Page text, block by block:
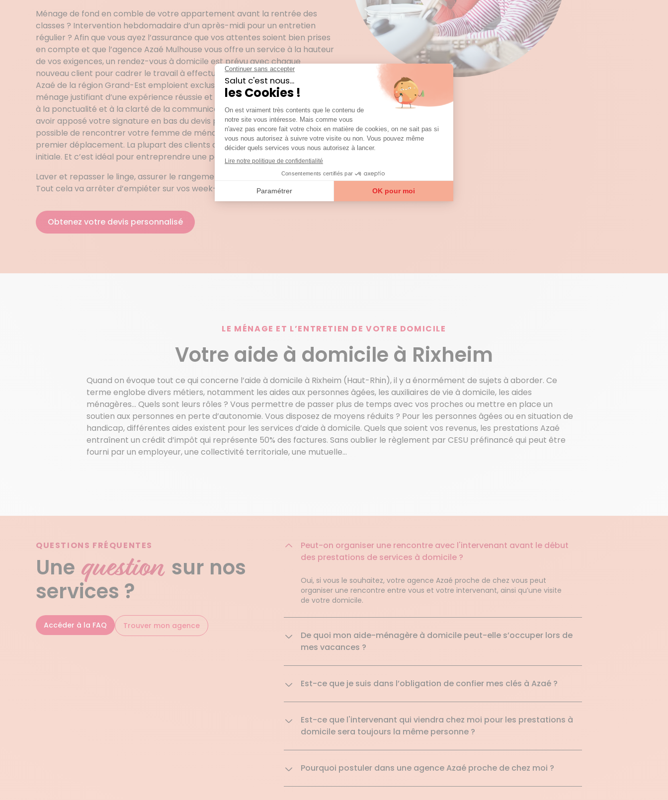
Ménage de fond en comble de votre appartement avant la rentrée des
classes ? Intervention hebdomadaire d’un après-midi pour un entretien
régulier ? Afin que vous ayez l’assurance que vos attentes soient bien prises
en compte et que l’agence Azaé Mulhouse vous offre un service à la hauteur
de vos exigences, un rendez-vous à domicile est prévu avec chaque
nouveau client pour cadrer le travail à effectuer. Evidemment, les agences
Azaé de la région Grand-Est emploient exclusivement des femmes de
ménage justifiant d’une expérience réussie et qui accordent de l’importance
à la ponctualité et à la clarté de la communication avec le client. Après
avoir apposé votre signature en bas du devis pour lancer la prestation, il est
possible de rencontrer votre femme de ménage à Rixheim avant son
premier déplacement. La plupart des clients apprécient cette entrevue
initiale. Et c’est idéal pour entreprendre une petite visite des lieux.
Laver et repasser le linge, assurer le rangement et le nettoyage courants…
Tout cela va arrêter d’empiéter sur vos week-ends !
Obtenez votre devis personnalisé
LE MÉNAGE ET L’ENTRETIEN DE VOTRE DOMICILE
Votre aide à domicile à Rixheim
Quand on évoque tout ce qui concerne l’aide à domicile à Rixheim (Haut-Rhin), il y a énormément de sujets à aborder. Ce
terme englobe divers métiers, notamment les aides aux personnes âgées, les auxiliaires de vie à domicile, les aides
ménagères… Quels sont leurs rôles ? Vous permettre de passer plus de temps avec vos proches ou mettre en place un
soutien aux personnes en perte d’autonomie. Vous disposez de moyens réduits ? Pour les personnes âgées ou en situation de
handicap, différentes aides existent pour les services d’aide à domicile. Quels que soient vos revenus, les prestations Azaé
entraînent un crédit d’impôt qui représente 50% des factures. Sans oublier le règlement par CESU préfinancé qui peut être
fourni par un employeur, une collectivité territoriale, une mutuelle…
QUESTIONS FRÉQUENTES
Une question sur nos
services ?
Accéder à la FAQ Trouver mon agence
Peut-on organiser une rencontre avec l'intervenant avant le début
des prestations de services à domicile ?
Oui, si vous le souhaitez, votre agence Azaé proche de chez vous peut
organiser une rencontre entre vous et votre intervenant, ainsi qu’une visite
de votre domicile.
De quoi mon aide-ménagère à domicile peut-elle s’occuper lors de
mes vacances ?
Est-ce que je suis dans l’obligation de confier mes clés à Azaé ?
Est-ce que l'intervenant qui viendra chez moi pour les prestations à
domicile sera toujours la même personne ?
Pourquoi postuler dans une agence Azaé proche de chez moi ?